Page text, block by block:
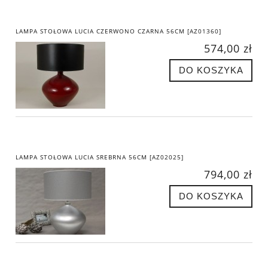
LAMPA STOŁOWA LUCIA CZERWONO CZARNA 56CM [AZ01360]
574,00 zł
DO KOSZYKA
LAMPA STOŁOWA LUCIA SREBRNA 56CM [AZ02025]
794,00 zł
DO KOSZYKA